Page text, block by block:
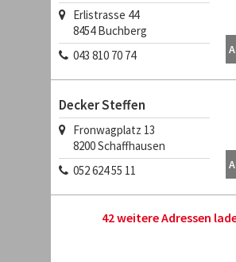
Erlistrasse 44
8454 Buchberg
043 810 70 74
Decker Steffen
Fronwagplatz 13
8200Schaffhausen
052 624 55 11
42 weitere Adressen